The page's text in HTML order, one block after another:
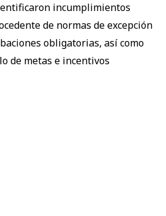
incumplimientos
de normas de excepción
obligatorias, así como
de metas e incentivos